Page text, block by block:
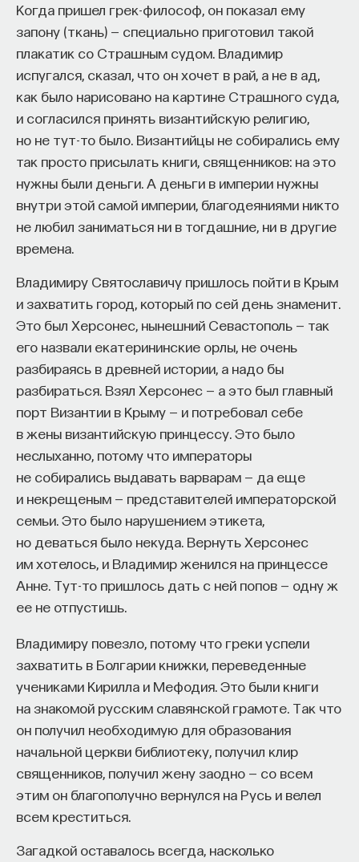
Когда пришел грек-философ, он показал ему
запону (ткань) — специально приготовил такой
плакатик со Страшным судом. Владимир
испугался, сказал, что он хочет в рай, а не в ад,
как было нарисовано на картине Страшного суда,
и согласился принять византийскую религию,
но не тут-то было. Византийцы не собирались ему
так просто присылать книги, священников: на это
нужны были деньги. А деньги в империи нужны
внутри этой самой империи, благодеяниями никто
не любил заниматься ни в тогдашние, ни в другие
времена.
Владимиру Святославичу пришлось пойти в Крым
и захватить город, который по сей день знаменит.
Это был Херсонес, нынешний Севастополь — так
его назвали екатерининские орлы, не очень
разбираясь в древней истории, а надо бы
разбираться. Взял Херсонес — а это был главный
порт Византии в Крыму — и потребовал себе
в жены византийскую принцессу. Это было
неслыханно, потому что императоры
не собирались выдавать варварам — да еще
и некрещеным — представителей императорской
семьи. Это было нарушением этикета,
но деваться было некуда. Вернуть Херсонес
им хотелось, и Владимир женился на принцессе
Анне. Тут-то пришлось дать с ней попов — одну ж
ее не отпустишь.
Владимиру повезло, потому что греки успели
захватить в Болгарии книжки, переведенные
учениками Кирилла и Мефодия. Это были книги
на знакомой русским славянской грамоте. Так что
он получил необходимую для образования
начальной церкви библиотеку, получил клир
священников, получил жену заодно — со всем
этим он благополучно вернулся на Русь и велел
всем креститься.
Загадкой оставалось всегда, насколько
агротехнологии с Михаилом Тавером и много
других тем — от коучинга до фармакогенетики.
В будущих выпусках их список будет только
расширяться — слушайте подкаст наYouTube,
Яндекс Музыке,Apple Podcasts,VKиSpotify.
6/30/2026
НАПИСАТЬ НАМ
НАД МАТЕРИАЛОМ РАБОТАЛИ
Ивар Максутов
издатель, сооснователь Редакционно-
издательского дома "ПостНаука", религиовед
Ульяна Раведовская
Сения Долгачева
редактор ПостНауки
ИСКУССТВЕННЫЙ ИНТЕЛЛЕКТ
220 публикаций
ИСКУССТВЕННЫЙ ИНТЕЛЛЕКТ
АКАДЕМИЧЕСКАЯ СРЕДА ОБУЧЕНИЕ
НЕЙРОСЕТЕВЫЕ АРХИТЕКТУРЫ
СТРОИТЕЛИ БУДУЩЕГО
ПАРТНЁР ПРОЕКТА